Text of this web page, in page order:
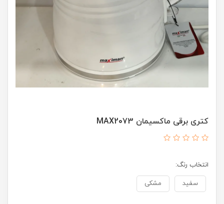
کتری برقی ماکسیمان MAX2073
انتخاب رنگ:
سفید مشکی